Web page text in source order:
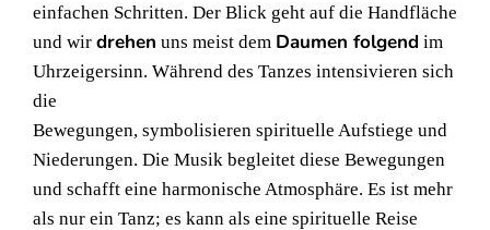
einfachen Schritten. Der Blick geht auf die Handfläche
und wir drehen uns meist dem Daumen folgend im
Uhrzeigersinn. Während des Tanzes intensivieren sich
die
Bewegungen, symbolisieren spirituelle Aufstiege und
Niederungen. Die Musik begleitet diese Bewegungen
und schafft eine harmonische Atmosphäre. Es ist mehr
als nur ein Tanz; es kann als eine spirituelle Reise